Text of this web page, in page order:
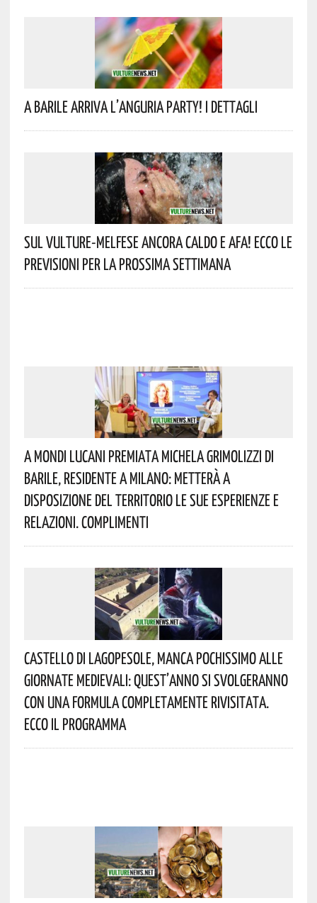
A Barile Arriva L’anguria Party! I Dettagli
Sul Vulture-Melfese Ancora Caldo E Afa! Ecco Le
Previsioni Per La Prossima Settimana
A Mondi Lucani Premiata Michela Grimolizzi Di
Barile, Residente A Milano: Metterà A
Disposizione Del Territorio Le Sue Esperienze E
Relazioni. Complimenti
Castello Di Lagopesole, Manca Pochissimo Alle
Giornate Medievali: Quest’anno Si Svolgeranno
Con Una Formula Completamente Rivisitata.
Ecco Il Programma